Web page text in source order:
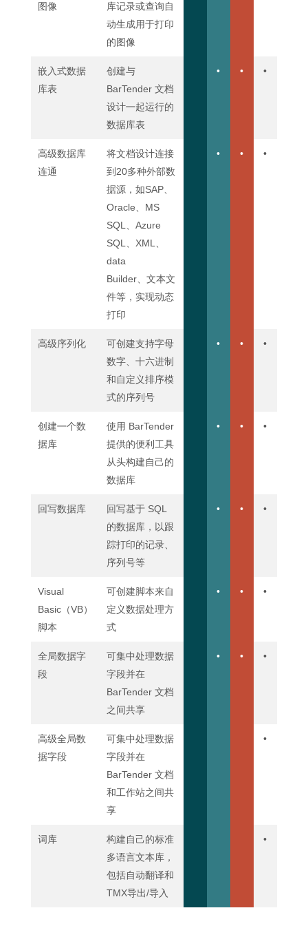
图像
库记录或查询自
动生成用于打印
的图像
嵌入式数据
库表
创建与
BarTender 文档
设计㇐起运行的
数据库表
• • •
高级数据库
连通
将文档设计连接
到20多种外部数
据源，如SAP、
Oracle、MS
SQL、Azure
SQL、XML、
data
Builder、文本文
件等，实现动态
打印
• • •
高级序列化
可创建支持字母
数字、十六进制
和自定义排序模
式的序列号
• • •
创建㇐个数
据库
使用 BarTender
提供的便利工具
从头构建自己的
数据库
• • •
回写数据库
回写基于 SQL
的数据库，以跟
踪打印的记录、
序列号等
• • •
Visual
Basic（VB）
脚本
可创建脚本来自
定义数据处理方
式
• • •
全局数据字
段
可集中处理数据
字段并在
BarTender 文档
之间共享
• • •
高级全局数
据字段
可集中处理数据
字段并在
BarTender 文档
和工作站之间共
享
•
词库
构建自己的标准
多语言文本库，
包括自动翻译和
TMX导出/导入
•